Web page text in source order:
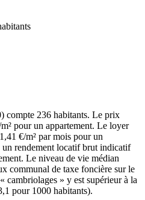
compte 236 habitants. Le prix
pour un appartement. Le loyer
€/m² par mois pour un
un rendement locatif brut indicatif
Le niveau de vie médian
communal de taxe foncière sur le
cambriolages » y est supérieur à la
pour 1000 habitants).